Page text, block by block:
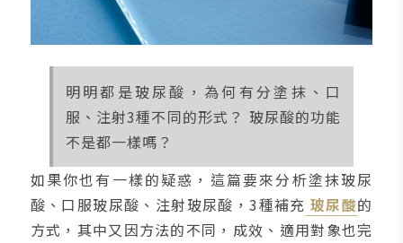
明明都是玻尿酸，為何有分塗抹、口
服、注射3種不同的形式？ 玻尿酸的功能
不是都一樣嗎？
如果你也有一樣的疑惑，這篇要來分析塗抹玻尿
酸、口服玻尿酸、注射玻尿酸，3種補充 玻尿酸的
方式，其中又因方法的不同，成效、適用對象也完